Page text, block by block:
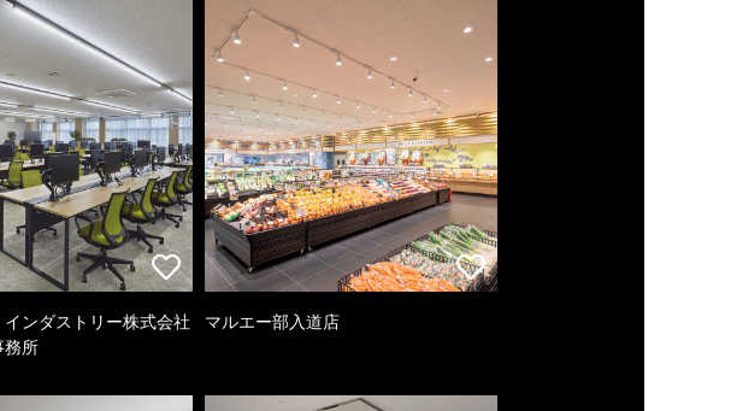
ンダストリー株式会社
務所
マルエー部入道店